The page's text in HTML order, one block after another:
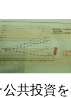
共投資